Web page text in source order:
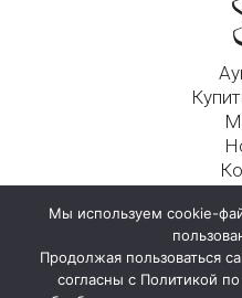
125009, г. Москва,
Мы используем cookie-
Продолжая пользоваться
согласны с Политикой